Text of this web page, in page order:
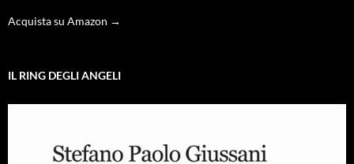
Acquista su Amazon →
IL RING DEGLI ANGELI